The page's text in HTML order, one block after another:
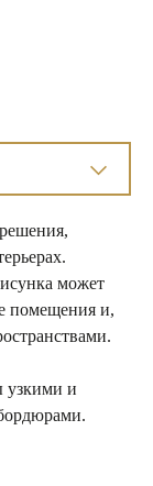
может
помещения и,
узкими и